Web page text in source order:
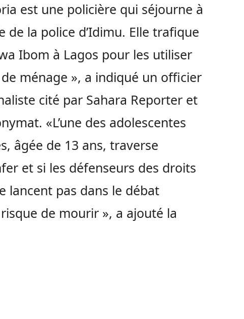
est une policière qui séjourne à
de la police d’Idimu. Elle trafique
Ibom à Lagos pour les utiliser
ménage », a indiqué un officier
cité par Sahara Reporter et
«L’une des adolescentes
âgée de 13 ans, traverse
et si les défenseurs des droits
lancent pas dans le débat
de mourir », a ajouté la